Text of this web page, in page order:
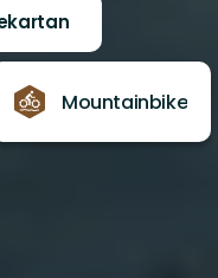
Mountainbike